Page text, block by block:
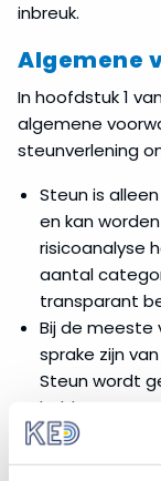
van
steun
Transparantie
Waar
melden
en
kennisgeven?
Financierings­
instrumenten
Subsidies
Leningen
inbreuk.
Algemene
In hoofdstuk 1
algemene
steunverlening
Steun is
en kan
risicoanalyse
aantal
transparant
Bij de meeste
sprake zijn
Steun wordt
hebben
de
aanvangen,